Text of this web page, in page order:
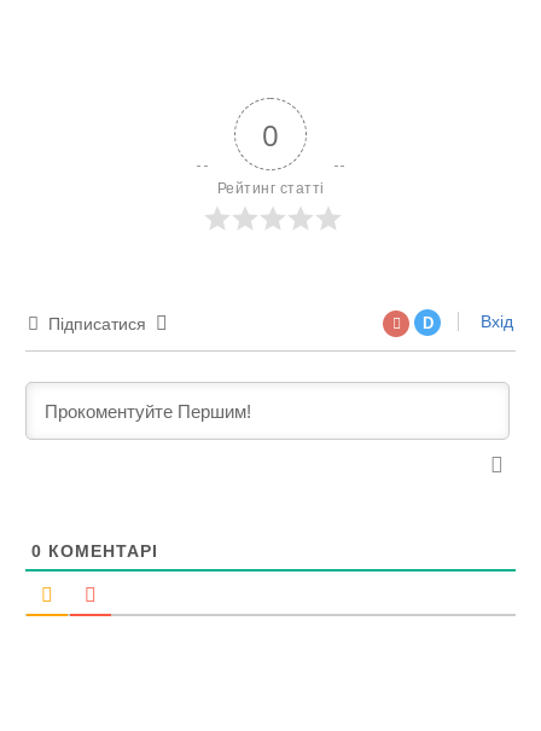
0
Рейтинг статті
Підписатися D Вхід
0 КОМЕНТАРІ